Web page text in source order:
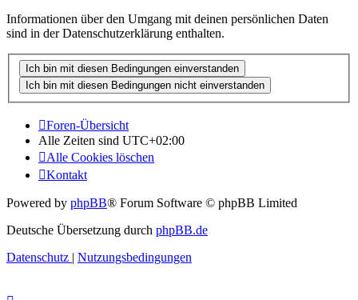
Informationen über den Umgang mit deinen persönlichen Daten
sind in der Datenschutzerklärung enthalten.
Foren-Übersicht
Alle Zeiten sind UTC+02:00
Alle Cookies löschen
Kontakt
Powered by phpBB® Forum Software © phpBB Limited
Deutsche Übersetzung durch phpBB.de
Datenschutz | Nutzungsbedingungen